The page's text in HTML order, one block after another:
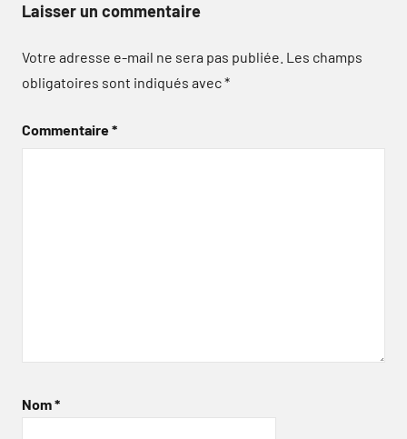
Laisser un commentaire
Votre adresse e-mail ne sera pas publiée. Les champs
obligatoires sont indiqués avec*
Commentaire*
Nom*